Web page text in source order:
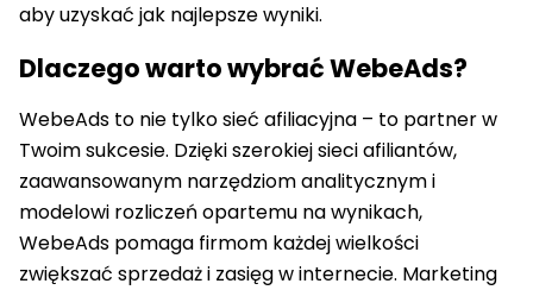
aby uzyskać jak najlepsze wyniki.
Dlaczego warto wybrać WebeAds?
WebeAds to nie tylko sieć afiliacyjna – to partner w
Twoim sukcesie. Dzięki szerokiej sieci afiliantów,
zaawansowanym narzędziom analitycznym i
modelowi rozliczeń opartemu na wynikach,
WebeAds pomaga firmom każdej wielkości
zwiększać sprzedaż i zasięg w internecie. Marketing